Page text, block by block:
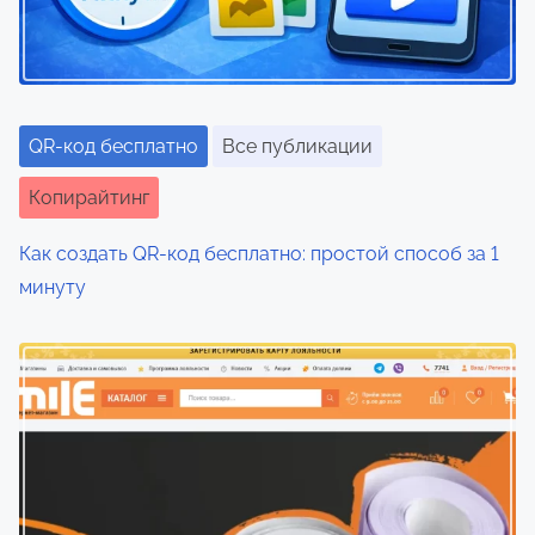
QR-код бесплатно Все публикации
Копирайтинг
Как создать QR-код бесплатно: простой способ за 1
минуту